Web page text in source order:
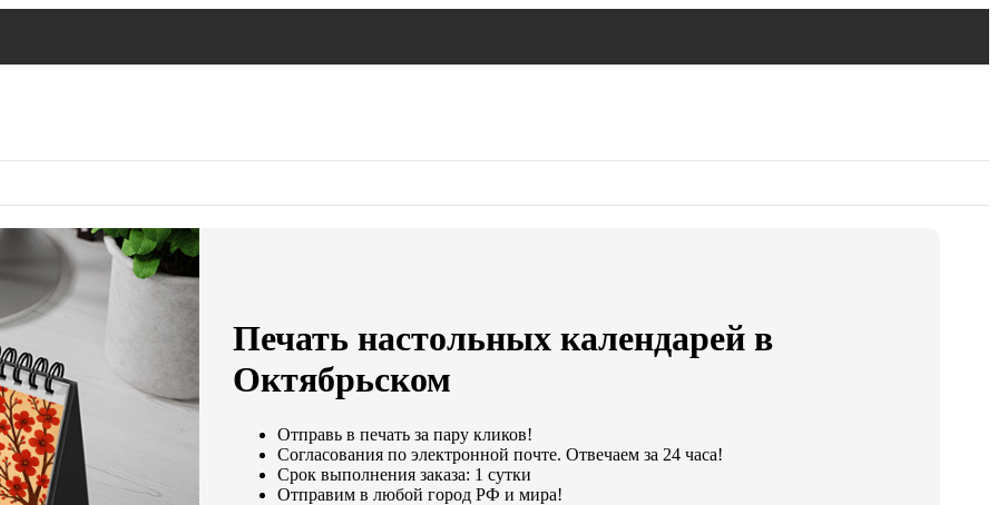
Печать настольных календарей в
Октябрьском
Отправь в печать за пару кликов!
Согласования по электронной почте. Отвечаем за 24 часа!
Срок выполнения заказа: 1 сутки
Отправим в любой город РФ и мира!